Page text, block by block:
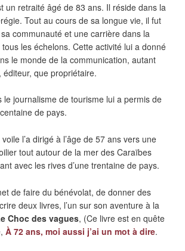
un retraité âgé de 83 ans. Il réside dans la
Tout au cours de sa longue vie, il fut
communauté et une carrière dans la
les échelons. Cette activité lui a donné
le monde de la communication, autant
que propriétaire.
le journalisme de tourisme lui a permis de
de pays.
l’a dirigé à l’âge de 57 ans vers une
tout autour de la mer des Caraïbes
avec les rives d’une trentaine de pays.
de faire du bénévolat, de donner des
deux livres, l’un sur son aventure à la
Choc des vagues, (Ce livre est en quête
À 72 ans, moi aussi j’ai un mot à dire.